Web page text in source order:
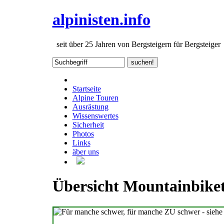
alpinisten.info
seit über 25 Jahren von Bergsteigern für Bergsteiger
Startseite
Alpine Touren
Ausrästung
Wissenswertes
Sicherheit
Photos
Links
äber uns
Übersicht